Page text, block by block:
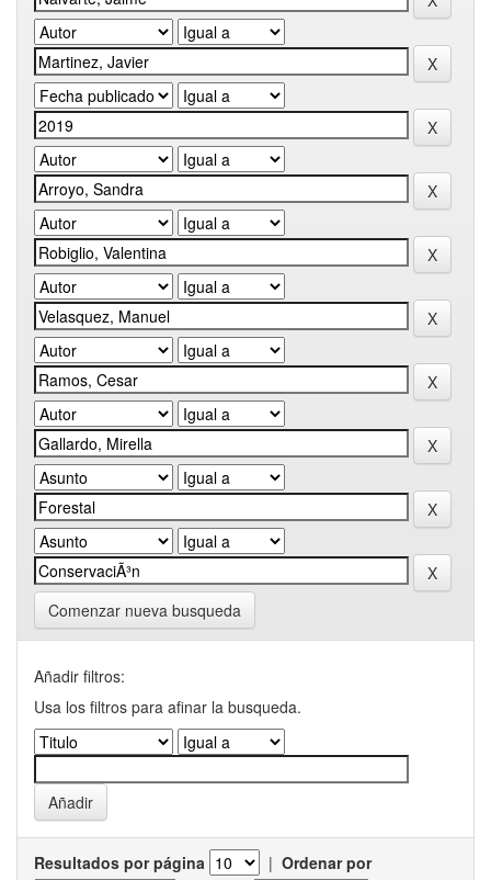
Comenzar nueva busqueda
Añadir filtros:
Usa los filtros para afinar la busqueda.
Resultados por página | Ordenar por